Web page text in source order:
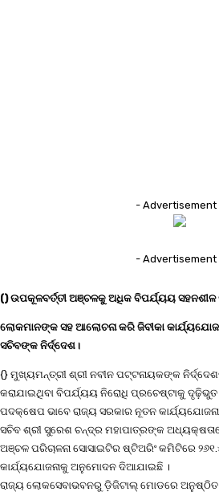
- Advertisement
- Advertisement
() ଉପକୂଳବର୍ତ୍ତୀ ଅଞ୍ଚଳକୁ ଅଧିକ ବିପର୍ଯ୍ୟୟ ସହନଶୀଳ
ଲୋକମାନଙ୍କ ସହ ଆଲୋଚନା କରି ଜିବୀକା
ସଚିବଙ୍କ ନିର୍ଦ୍ଦେଶ।
{} ମୁଖ୍ୟମନ୍ତ୍ରୀ ଶ୍ରୀ ନବୀନ ପଟ୍ଟନାୟକଙ୍କ
କରାଯାଇଥିବା ବିପର୍ଯ୍ୟୟ ନିରୋଧି ପ୍ରଚେଷ୍ଟାକୁ
ପଦକ୍ଷେପ ଭାବେ ରାଜ୍ୟ ସରକାର ନୂତନ
ସଚିବ ଶ୍ରୀ ସୁରେଶ ଚନ୍ଦ୍ର ମହାପାତ୍ରଙ୍କ
ଅଞ୍ଚଳ ପରିଚାଳନା ସୋସାଇଟିର ଷ୍ଟିଅରିଂ କମିଟିରେ
କାର୍ଯ୍ୟଯୋଜନାକୁ ଅନୁମୋଦନ ଦିଆଯାଇଛି ।
ରାଜ୍ୟ ଲୋକସେବାଭବନରୁ ଡ଼ିଜିଟାଲ୍ ମୋଡରେ